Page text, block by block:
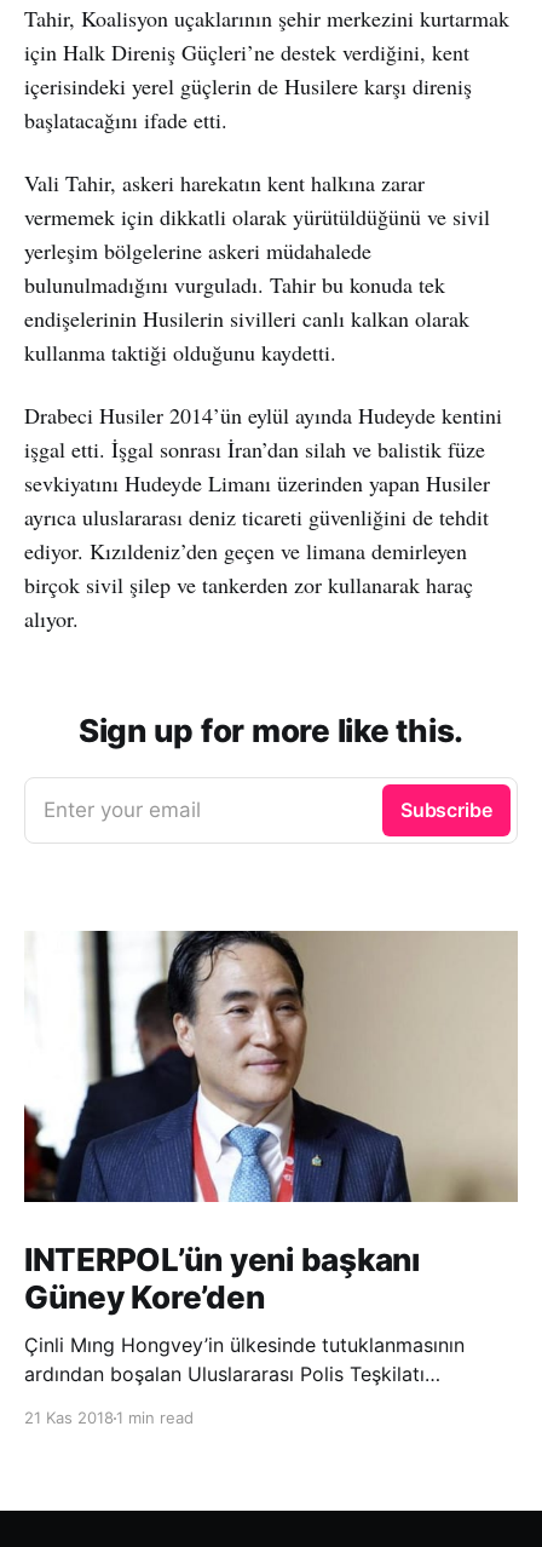
Tahir, Koalisyon uçaklarının şehir merkezini kurtarmak
için Halk Direniş Güçleri’ne destek verdiğini, kent
içerisindeki yerel güçlerin de Husilere karşı direniş
başlatacağını ifade etti.
Vali Tahir, askeri harekatın kent halkına zarar
vermemek için dikkatli olarak yürütüldüğünü ve sivil
yerleşim bölgelerine askeri müdahalede
bulunulmadığını vurguladı. Tahir bu konuda tek
endişelerinin Husilerin sivilleri canlı kalkan olarak
kullanma taktiği olduğunu kaydetti.
Drabeci Husiler 2014’ün eylül ayında Hudeyde kentini
işgal etti. İşgal sonrası İran’dan silah ve balistik füze
sevkiyatını Hudeyde Limanı üzerinden yapan Husiler
ayrıca uluslararası deniz ticareti güvenliğini de tehdit
ediyor. Kızıldeniz’den geçen ve limana demirleyen
birçok sivil şilep ve tankerden zor kullanarak haraç
alıyor.
Sign up for more like this.
Enter your email Subscribe
INTERPOL’ün yeni başkanı
Güney Kore’den
Çinli Mıng Hongvey’in ülkesinde tutuklanmasının
ardından boşalan Uluslararası Polis Teşkilatı
21 Kas 2018 1 min read